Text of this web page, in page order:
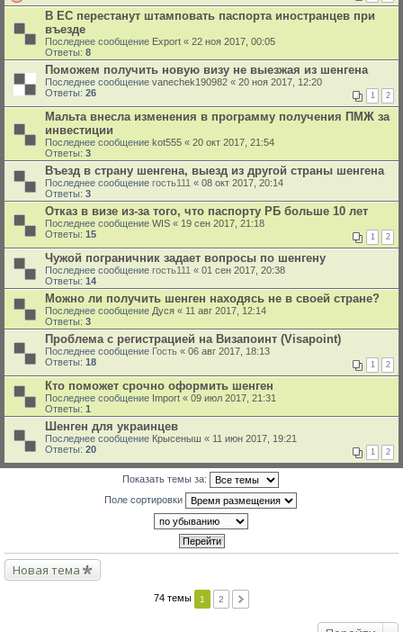
В ЕС перестанут штамповать паспорта иностранцев при
въезде
Последнее сообщение Export « 22 ноя 2017, 00:05
Ответы: 8
Поможем получить новую визу не выезжая из шенгена
Последнее сообщение vanechek190982 « 20 ноя 2017, 12:20
Ответы: 26 1 2
Мальта внесла изменения в программу получения ПМЖ за
инвестиции
Последнее сообщение kot555 « 20 окт 2017, 21:54
Ответы: 3
Въезд в страну шенгена, выезд из другой страны шенгена
Последнее сообщение гость111 « 08 окт 2017, 20:14
Ответы: 3
Отказ в визе из-за того, что паспорту РБ больше 10 лет
Последнее сообщение WIS « 19 сен 2017, 21:18
Ответы: 15 1 2
Чужой пограничник задает вопросы по шенгену
Последнее сообщение гость111 « 01 сен 2017, 20:38
Ответы: 14
Можно ли получить шенген находясь не в своей стране?
Последнее сообщение Дуся « 11 авг 2017, 12:14
Ответы: 3
Проблема с регистрацией на Визапоинт (Visapoint)
Последнее сообщение Гость « 06 авг 2017, 18:13
Ответы: 18 1 2
Кто поможет срочно оформить шенген
Последнее сообщение Import « 09 июл 2017, 21:31
Ответы: 1
Шенген для украинцев
Последнее сообщение Крысеныш « 11 июн 2017, 19:21
Ответы: 20 1 2
Показать темы за:
Поле сортировки
Новая тема
74 темы 1 2